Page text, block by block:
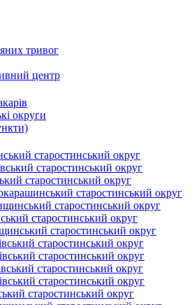
тривог
центр
округи
старостинський округ
старостинський округ
старостинський округ
старостинський округ
старостинський округ
старостинський округ
старостинський округ
старостинський округ
старостинський округ
старостинський округ
старостинський округ
старостинський округ